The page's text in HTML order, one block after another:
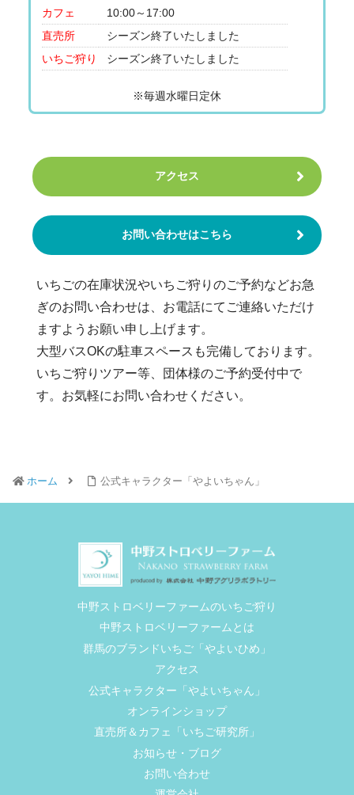
カフェ
10:00～17:00
直売所
シーズン終了いたしました
いちご狩り
シーズン終了いたしました
※毎週水曜日定休
アクセス
お問い合わせはこちら
いちごの在庫状況やいちご狩りのご予約などお急
ぎのお問い合わせは、お電話にてご連絡いただけ
ますようお願い申し上げます。
大型バスOKの駐車スペースも完備しております。
いちご狩りツアー等、団体様のご予約受付中で
す。お気軽にお問い合わせください。
ホーム 公式キャラクター「やよいちゃん」
中野ストロベリーファームのいちご狩り
中野ストロベリーファームとは
群馬のブランドいちご「やよいひめ」
アクセス
公式キャラクター「やよいちゃん」
オンラインショップ
直売所＆カフェ「いちご研究所」
お知らせ・ブログ
お問い合わせ